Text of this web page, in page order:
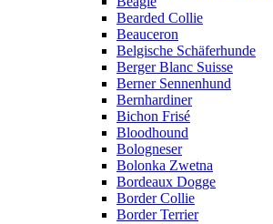
Bearded Collie
Beauceron
Belgische Schäferhunde
Berger Blanc Suisse
Berner Sennenhund
Bernhardiner
Bichon Frisé
Bloodhound
Bologneser
Bolonka Zwetna
Bordeaux Dogge
Border Collie
Border Terrier